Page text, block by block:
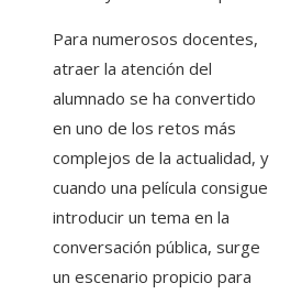
Para numerosos docentes,
atraer la atención del
alumnado se ha convertido
en uno de los retos más
complejos de la actualidad, y
cuando una película consigue
introducir un tema en la
conversación pública, surge
un escenario propicio para